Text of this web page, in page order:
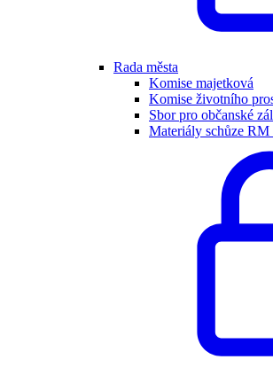
Rada města
Komise majetková
Komise životního
Sbor pro občanské
Materiály schůze